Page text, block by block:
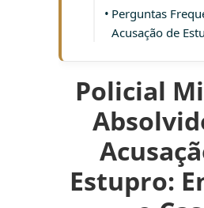
Perguntas
Acusação de
Policial
Estupro: